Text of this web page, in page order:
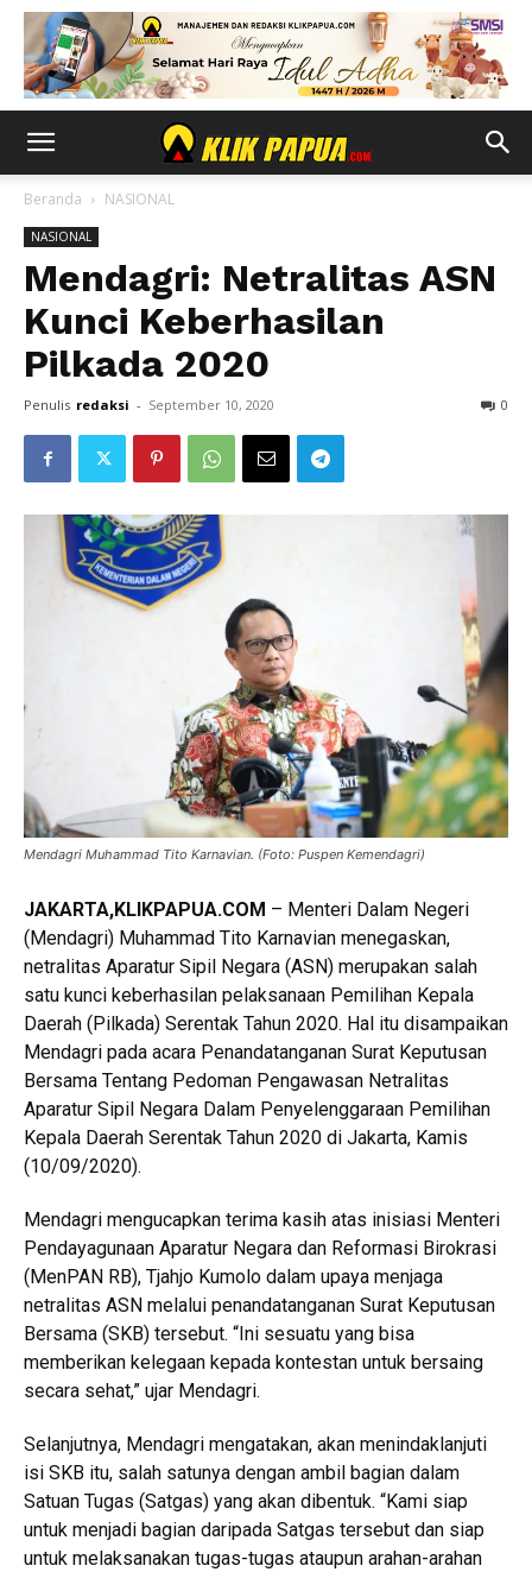
Beranda NASIONAL
NASIONAL
Mendagri: Netralitas ASN
Kunci Keberhasilan
Pilkada 2020
Penulis redaksi - September 10, 2020 0
Mendagri Muhammad Tito Karnavian. (Foto: Puspen Kemendagri)
JAKARTA,KLIKPAPUA.COM – Menteri Dalam Negeri
(Mendagri) Muhammad Tito Karnavian menegaskan,
netralitas Aparatur Sipil Negara (ASN) merupakan salah
satu kunci keberhasilan pelaksanaan Pemilihan Kepala
Daerah (Pilkada) Serentak Tahun 2020. Hal itu disampaikan
Mendagri pada acara Penandatanganan Surat Keputusan
Bersama Tentang Pedoman Pengawasan Netralitas
Aparatur Sipil Negara Dalam Penyelenggaraan Pemilihan
Kepala Daerah Serentak Tahun 2020 di Jakarta, Kamis
(10/09/2020).
Mendagri mengucapkan terima kasih atas inisiasi Menteri
Pendayagunaan Aparatur Negara dan Reformasi Birokrasi
(MenPAN RB), Tjahjo Kumolo dalam upaya menjaga
netralitas ASN melalui penandatanganan Surat Keputusan
Bersama (SKB) tersebut. “Ini sesuatu yang bisa
memberikan kelegaan kepada kontestan untuk bersaing
secara sehat,” ujar Mendagri.
Selanjutnya, Mendagri mengatakan, akan menindaklanjuti
isi SKB itu, salah satunya dengan ambil bagian dalam
Satuan Tugas (Satgas) yang akan dibentuk. “Kami siap
untuk menjadi bagian daripada Satgas tersebut dan siap
untuk melaksanakan tugas-tugas ataupun arahan-arahan